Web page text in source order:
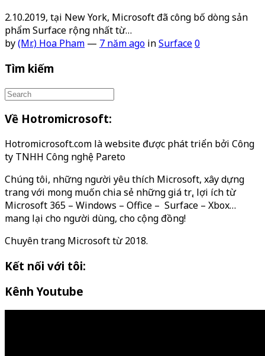
2.10.2019, tại New York, Microsoft đã công bố dòng sản
phẩm Surface rộng nhất từ…
by(Mr.) Hoa Pham — 7 năm ago inSurface0
Tìm kiếm
Về Hotromicrosoft:
Hotromicrosoft.com là website được phát triển bởi Công
ty TNHH Công nghệ Pareto
Chúng tôi, những người yêu thích Microsoft, xây dựng
trang với mong muốn chia sẻ những giá trị, lợi ích từ
Microsoft 365 – Windows – Office – Surface – Xbox…
mang lại cho người dùng, cho cộng đồng!
Chuyên trang Microsoft từ 2018.
Kết nối với tôi:
Kênh Youtube